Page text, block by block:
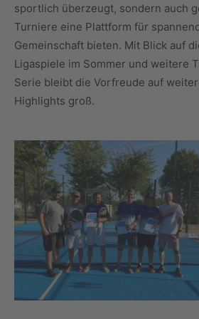
sportlich überzeugt, sondern auch
Turniere eine Plattform für
Gemeinschaft bieten. Mit Blick auf
Ligaspiele im Sommer und weitere
Serie bleibt die Vorfreude auf
Highlights groß.